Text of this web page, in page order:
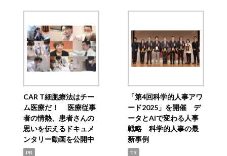
CAR T細胞療法はチー
ム医療だ！ 医療従事
者の情熱、患者さんの
思いを伝えるドキュメ
ンタリー動画を公開中
PR
「第4回科学的人事アワ
ード2025」を開催 デ
ータとAIで変わる人事
戦略 科学的人事の最
新事例
PR